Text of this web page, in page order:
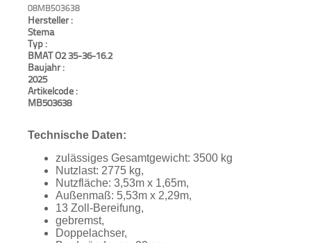
Anbaugeräte
Sonstiges
Sonderaktionen
und
Anfahrt
08MB503638
Hersteller :
Stema
Typ :
BMAT O2 35-36-16.2
Baujahr :
2025
Artikelcode :
MB503638
Technische Daten:
zulässiges Gesamtgewicht: 3500 kg
Nutzlast: 2775 kg,
Nutzfläche: 3,53m x 1,65m,
Außenmaß: 5,53m x 2,29m,
13 Zoll-Bereifung,
gebremst,
Doppelachser,